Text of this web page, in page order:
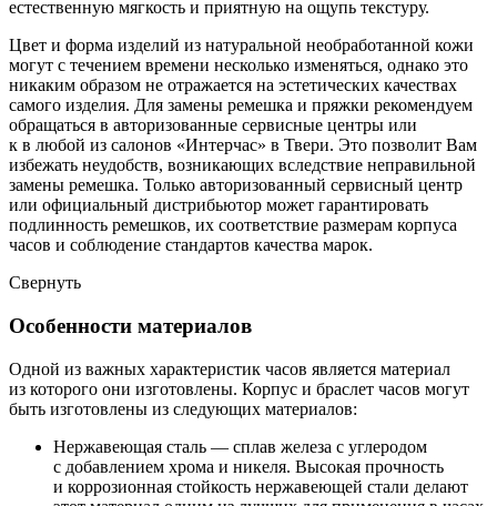
естественную мягкость и приятную на ощупь текстуру.
Цвет и форма изделий из натуральной необработанной кожи
могут с течением времени несколько изменяться, однако это
никаким образом не отражается на эстетических качествах
самого изделия. Для замены ремешка и пряжки рекомендуем
обращаться в авторизованные сервисные центры или
к в любой из салонов «Интерчас» в Твери. Это позволит Вам
избежать неудобств, возникающих вследствие неправильной
замены ремешка. Только авторизованный сервисный центр
или официальный дистрибьютор может гарантировать
подлинность ремешков, их соответствие размерам корпуса
часов и соблюдение стандартов качества марок.
Свернуть
Особенности материалов
Одной из важных характеристик часов является материал
из которого они изготовлены. Корпус и браслет часов могут
быть изготовлены из следующих материалов:
Нержавеющая сталь — сплав железа с углеродом
с добавлением хрома и никеля. Высокая прочность
и коррозионная стойкость нержавеющей стали делают